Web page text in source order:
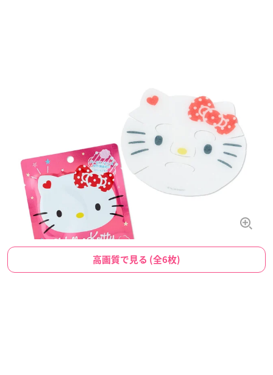
高画質で見る (全6枚)